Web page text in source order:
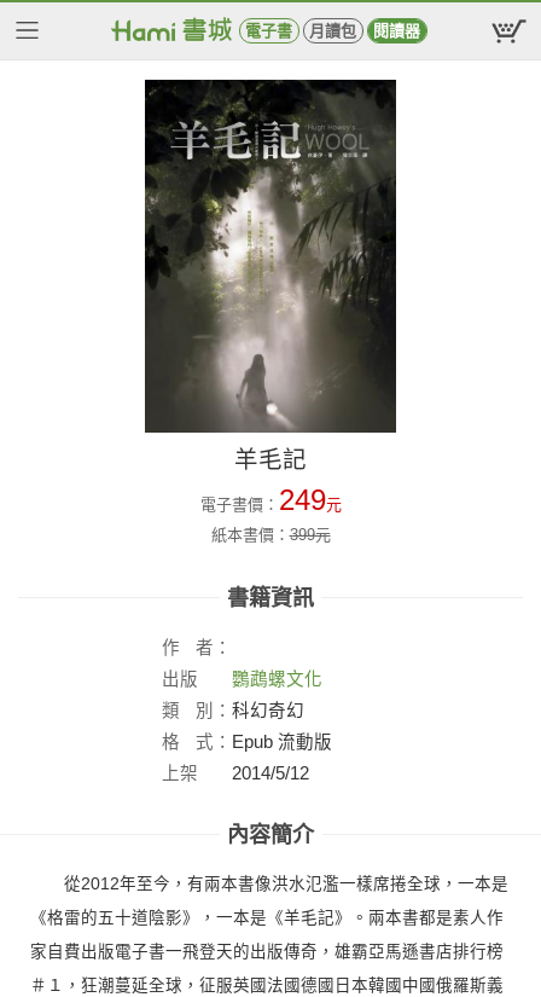
電子書 月讀包 閱讀器
羊毛記
電子書價： 249元
紙本書價：399元
書籍資訊
作
者：
出版
社：
鸚鵡螺文化
類
別： 科幻奇幻
格
式： Epub 流動版
上架
2014/5/12
內容簡介
從2012年至今，有兩本書像洪水氾濫一樣席捲全球，一本是
《格雷的五十道陰影》，一本是《羊毛記》。兩本書都是素人作
家自費出版電子書一飛登天的出版傳奇，雄霸亞馬遜書店排行榜
＃１，狂潮蔓延全球，征服英國法國德國日本韓國中國俄羅斯義